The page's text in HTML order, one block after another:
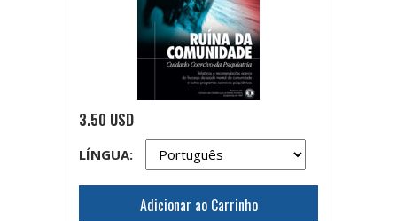
3.50 USD
LÍNGUA:
Adicionar ao Carrinho